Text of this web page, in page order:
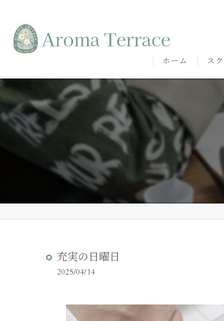
ホーム ス
熊
代
講師
充実の日曜日
2025/04/14